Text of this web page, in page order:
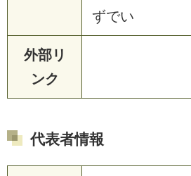
ずでい
外部リ
ンク
代表者情報